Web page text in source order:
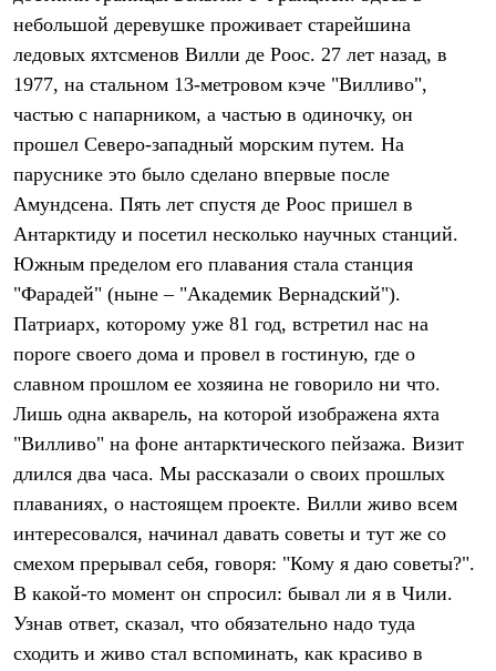
Брюки
Комбинезоны
Термобелье
Палатки и тенты
Палатки
Тенты
Аксессуары для палаток
Рюкзаки
Экспедиционные
Легкоходные
Альпинистские
Городские
Аксессуары для рюкзаков
Спальные мешки
Пуховые
С синтетическим утеплителем
Аксессуары для спальников
Баулы
Кошельки
Сумки
Гермомешки
Полезные аксессуары
Книги
Еда
Коврики
Обувь
небольшой деревушке проживает старейшина
ледовых яхтсменов Вилли де Роос. 27 лет назад, в
1977, на стальном 13-метровом кэче "Вилливо",
частью с напарником, а частью в одиночку, он
прошел Северо-западный морским путем. На
паруснике это было сделано впервые после
Амундсена. Пять лет спустя де Роос пришел в
Антарктиду и посетил несколько научных станций.
Южным пределом его плавания стала станция
"Фарадей" (ныне – "Академик Вернадский").
Патриарх, которому уже 81 год, встретил нас на
пороге своего дома и провел в гостиную, где о
славном прошлом ее хозяина не говорило ни что.
Лишь одна акварель, на которой изображена яхта
"Вилливо" на фоне антарктического пейзажа. Визит
длился два часа. Мы рассказали о своих прошлых
плаваниях, о настоящем проекте. Вилли живо всем
интересовался, начинал давать советы и тут же со
смехом прерывал себя, говоря: "Кому я даю советы?".
В какой-то момент он спросил: бывал ли я в Чили.
Узнав ответ, сказал, что обязательно надо туда
сходить и живо стал вспоминать, как красиво в